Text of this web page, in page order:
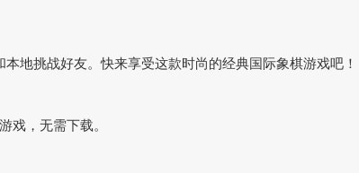
地挑战好友。快来享受这款时尚的经典国际象棋游戏吧！
戏，无需下载。